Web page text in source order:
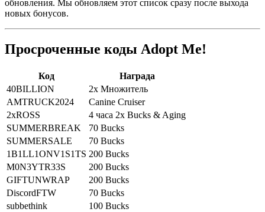
обновления. Мы обновляем этот список сразу после выхода
новых бонусов.
Просроченные коды Adopt Me!
Код
Награда
40BILLION
2x Множитель
AMTRUCK2024
Canine Cruiser
2xROSS
4 часа 2x Bucks & Aging
SUMMERBREAK
70 Bucks
SUMMERSALE
70 Bucks
1B1LL1ONV1S1TS 200 Bucks
M0N3YTR33S
200 Bucks
GIFTUNWRAP
200 Bucks
DiscordFTW
70 Bucks
subbethink
100 Bucks